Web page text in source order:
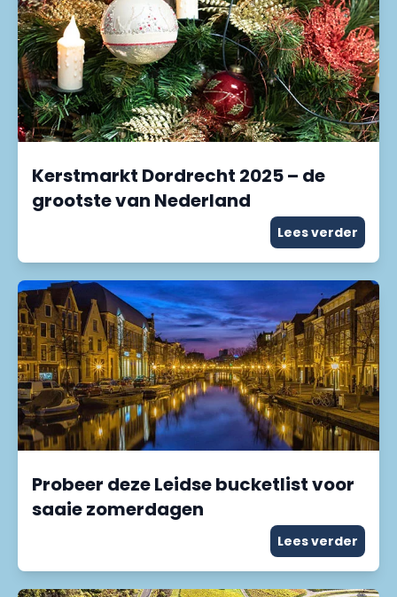
Kerstmarkt Dordrecht 2025 – de
grootste van Nederland
Lees verder
Probeer deze Leidse bucketlist voor
saaie zomerdagen
Lees verder